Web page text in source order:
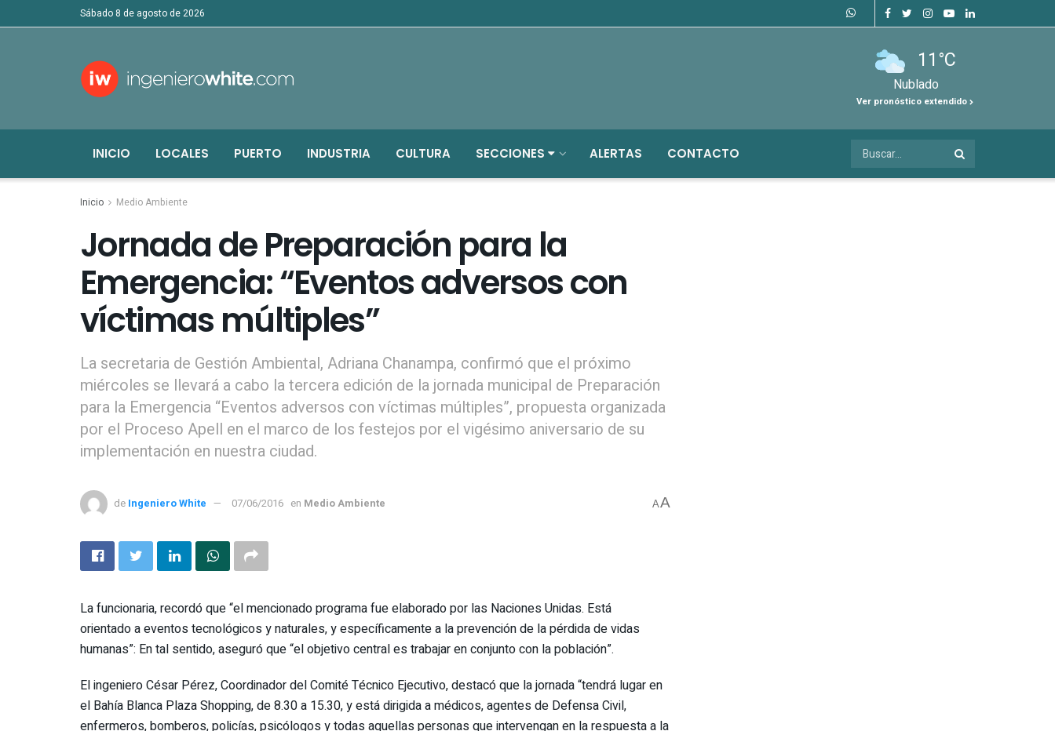
sábado 8 de agosto de 2026
11°C
Nublado
Ver pronóstico extendido
INICIO LOCALES PUERTO INDUSTRIA CULTURA SECCIONES ALERTAS CONTACTO
Inicio Medio Ambiente
Jornada de Preparación para la
Emergencia: “Eventos adversos con
víctimas múltiples”
La secretaria de Gestión Ambiental, Adriana Chanampa, confirmó que el próximo
miércoles se llevará a cabo la tercera edición de la jornada municipal de Preparación
para la Emergencia “Eventos adversos con víctimas múltiples”, propuesta organizada
por el Proceso Apell en el marco de los festejos por el vigésimo aniversario de su
implementación en nuestra ciudad.
de Ingeniero White 07/06/2016 en Medio Ambiente AA
La funcionaria, recordó que “el mencionado programa fue elaborado por las Naciones Unidas. Está
orientado a eventos tecnológicos y naturales, y específicamente a la prevención de la pérdida de vidas
humanas”: En tal sentido, aseguró que “el objetivo central es trabajar en conjunto con la población”.
El ingeniero César Pérez, Coordinador del Comité Técnico Ejecutivo, destacó que la jornada “tendrá lugar en
el Bahía Blanca Plaza Shopping, de 8.30 a 15.30, y está dirigida a médicos, agentes de Defensa Civil,
enfermeros, bomberos, policías, psicólogos y todas aquellas personas que intervengan en la respuesta a la